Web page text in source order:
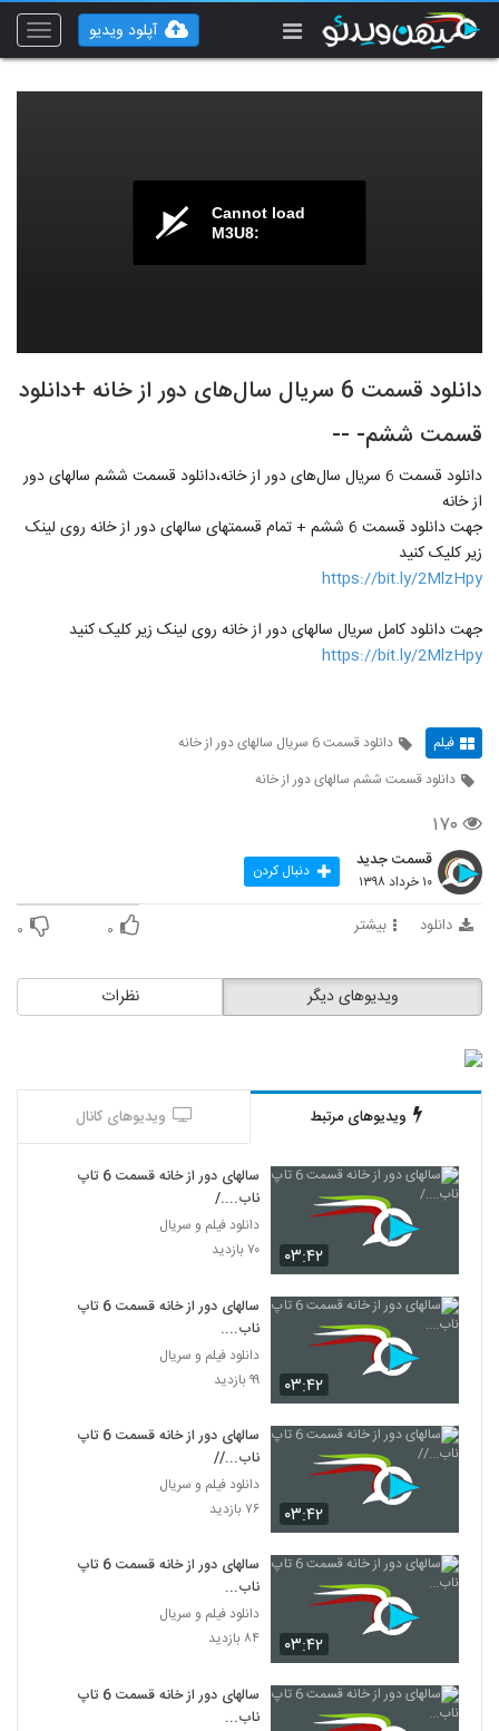
Toggle
آپلود ویدیو
Cannot load
M3U8:
دانلود قسمت 6 سریال سال‌های دور از خانه +دانلود
قسمت ششم- --
دانلود قسمت 6 سریال سال‌های دور از خانه،دانلود قسمت ششم سالهای دور
از خانه
جهت دانلود قسمت 6 ششم + تمام قسمتهای سالهای دور از خانه روی لینک
زیر کلیک کنید
https://bit.ly/2MlzHpy
جهت دانلود کامل سریال سالهای دور از خانه روی لینک زیر کلیک کنید
https://bit.ly/2MlzHpy
فیلم
دانلود قسمت 6 سریال سالهای دور از خانه
دانلود قسمت ششم سالهای دور از خانه
۱۷۰
قسمت جدید
۱۰ خرداد ۱۳۹۸ دنبال کردن
دانلود بیشتر ۰ ۰
نظرات ویدیوهای دیگر
ویدیوهای مرتبط ویدیوهای کانال
۰۳:۴۲
سالهای دور از خانه قسمت 6 تاپ
ناب..../
دانلود فیلم و سریال
۷۰ بازدید
۰۳:۴۲
سالهای دور از خانه قسمت 6 تاپ
ناب....
دانلود فیلم و سریال
۹۹ بازدید
۰۳:۴۲
سالهای دور از خانه قسمت 6 تاپ
ناب...//
دانلود فیلم و سریال
۷۶ بازدید
۰۳:۴۲
سالهای دور از خانه قسمت 6 تاپ
ناب...
دانلود فیلم و سریال
۸۴ بازدید
سالهای دور از خانه قسمت 6 تاپ
ناب...